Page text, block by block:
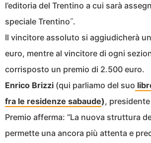
l’editoria del Trentino a cui sarà
speciale Trentino˝.
Il vincitore assoluto si aggiudicherà
euro, mentre al vincitore di ogni
corrisposto un premio di 2.500 euro.
Enrico Brizzi (qui parliamo del suo
fra le residenze sabaude),
Premio afferma: “La nuova struttura
permette una ancora più attenta e